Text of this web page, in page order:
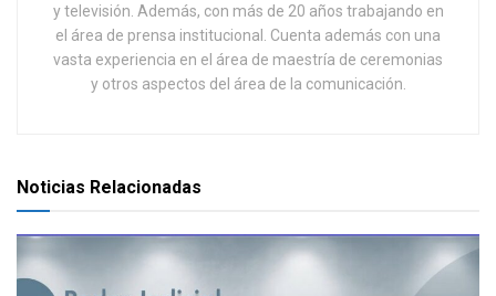
y televisión. Además, con más de 20 años trabajando en
el área de prensa institucional. Cuenta además con una
vasta experiencia en el área de maestría de ceremonias
y otros aspectos del área de la comunicación.
Noticias Relacionadas